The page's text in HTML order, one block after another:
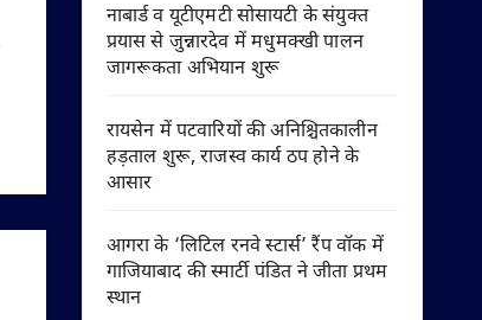
नाबार्ड व यूटीएमटी सोसायटी के संयुक्त
प्रयास से जुन्नारदेव में मधुमक्खी पालन
जागरूकता अभियान शुरू
रायसेन में पटवारियों की अनिश्चितकालीन
हड़ताल शुरू, राजस्व कार्य ठप होने के
आसार
आगरा के ‘लिटिल रनवे स्टार्स’ रैंप वॉक में
गाजियाबाद की स्मार्टी पंडित ने जीता प्रथम
स्थान